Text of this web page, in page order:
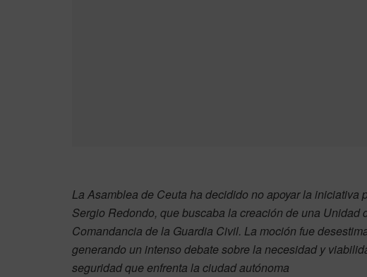
La Asamblea de Ceuta ha decidido no apoyar la iniciativa
Sergio Redondo, que buscaba la creación de una
Comandancia de la Guardia Civil. La moción fue
generando un intenso debate sobre la necesidad y
seguridad que enfrenta la ciudad autónoma